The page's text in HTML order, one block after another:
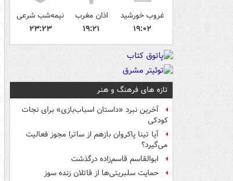
غروب خورشید
۱۹:۰۲
اذان مغرب
۱۹:۲۱
نیمه‌شب شرعی
۲۳:۲۳
تازه های فرهنگ و هنر
آخرین نبرد «داستان اسباب‌بازی» برای نجات
کودکی
آیا تینا پاکروان بازهم از ساترا مجوز فعالیت
می‌گیرد؟
ابوالقاسم قاسم‌زاده درگذشت
حمایت سلبریتی‌ها از قاتلان زنده سوز